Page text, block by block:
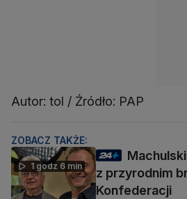
Autor: tol / Źródło: PAP
ZOBACZ TAKŻE:
1 godz 6 min
z przyrodnim
Konfederacji